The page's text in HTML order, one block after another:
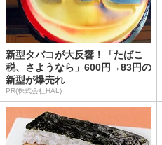
新型タバコが大反響！「たばこ
税、さようなら」600円→83円の
新型が爆売れ
PR(株式会社HAL)